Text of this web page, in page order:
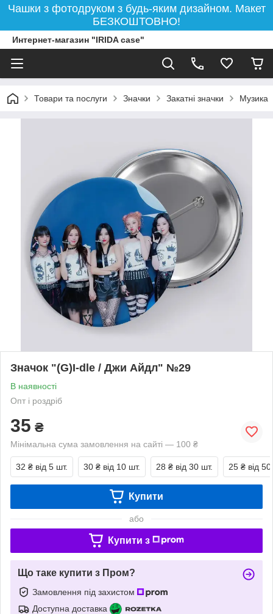
Чашки з фотодруком з будь-яким дизайном. Макет
БЕЗКОШТОВНО!
Интернет-магазин "IRIDA case"
Товари та послуги Значки Закатні значки Музика
Значок "(G)I-dle / Джи Айдл" №29
В наявності
Опт і роздріб
35 ₴
Мінімальна сума замовлення на сайті — 100 ₴
32 ₴ від 5 шт. 30 ₴ від 10 шт. 28 ₴ від 30 шт. 25 ₴ від
Купити
або
Купити з
Що таке купити з Пром?
Замовлення під захистом
Доступна доставка